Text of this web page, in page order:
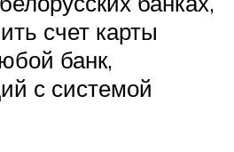
счет карты
банк,
с системой